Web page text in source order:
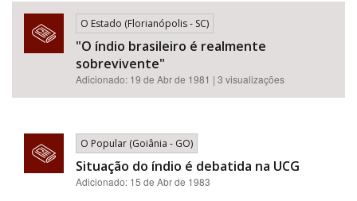
O Estado (Florianópolis - SC)
"O índio brasileiro é realmente
sobrevivente"
Adicionado: 19 de Abr de 1981 | 3 visualizações
O Popular (Goiânia - GO)
Situação do índio é debatida na UCG
Adicionado: 15 de Abr de 1983